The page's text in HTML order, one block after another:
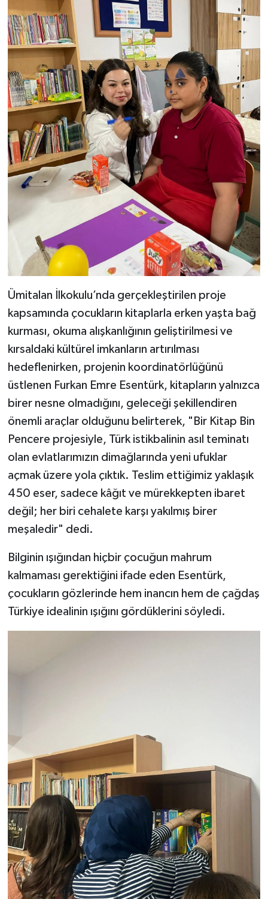
Ümitalan İlkokulu’nda gerçekleştirilen proje
kapsamında çocukların kitaplarla erken yaşta bağ
kurması, okuma alışkanlığının geliştirilmesi ve
kırsaldaki kültürel imkanların artırılması
hedeflenirken, projenin koordinatörlüğünü
üstlenen Furkan Emre Esentürk, kitapların yalnızca
birer nesne olmadığını, geleceği şekillendiren
önemli araçlar olduğunu belirterek, "Bir Kitap Bin
Pencere projesiyle, Türk istikbalinin asıl teminatı
olan evlatlarımızın dimağlarında yeni ufuklar
açmak üzere yola çıktık. Teslim ettiğimiz yaklaşık
450 eser, sadece kâğıt ve mürekkepten ibaret
değil; her biri cehalete karşı yakılmış birer
meşaledir" dedi.
Bilginin ışığından hiçbir çocuğun mahrum
kalmaması gerektiğini ifade eden Esentürk,
çocukların gözlerinde hem inancın hem de çağdaş
Türkiye idealinin ışığını gördüklerini söyledi.